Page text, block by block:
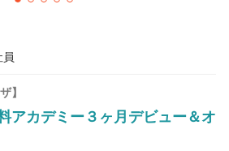
員
】
アカデミー３ヶ月デビュー＆オ